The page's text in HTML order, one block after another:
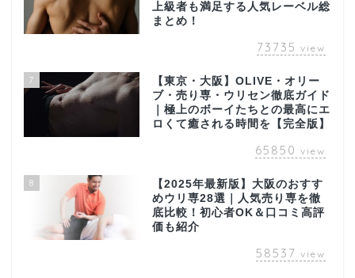
上級者も満足する人気レーベル総
まとめ！
73735 view
7
【東京・大阪】OLIVE・オリー
ブ・売り専・ウリセン徹底ガイド
｜極上のボーイたちとの最高にエ
ロくて癒される時間を【完全版】
65850 view
8
【2025年最新版】大阪のおすす
めウリ専28選｜人気売り専を徹
底比較！初心者OK＆口コミ高評
価も紹介
58537 view